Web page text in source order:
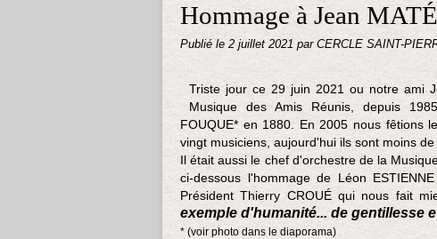
Hommage à Jean
Publié le 2 juillet 2021 par CERCLE SAINT-
Triste jour ce 29 juin 2021 ou notre ami
Musique des Amis Réunis, depuis
FOUQUE* en 1880. En 2005 nous fêtions
vingt musiciens, aujourd'hui ils sont moins
Il était aussi le chef d'orchestre de la
ci-dessous l'hommage de Léon
Président Thierry CROUÉ qui nous fait
exemple d'humanité... de gentillesse
* (voir photo dans le diaporama)